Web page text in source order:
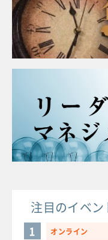
注目のイベ
オンライン
1